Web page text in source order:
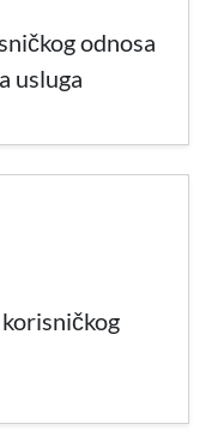
odnosa
usluga